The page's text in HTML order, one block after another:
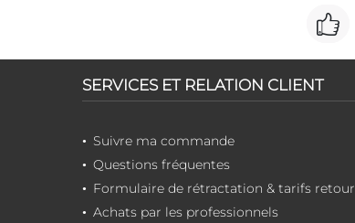
SERVICES ET RELATION CLIENT
Suivre ma commande
Questions fréquentes
Formulaire de rétractation & tarifs retour
Achats par les professionnels